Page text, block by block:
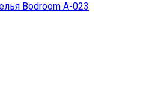
Bodroom A-023